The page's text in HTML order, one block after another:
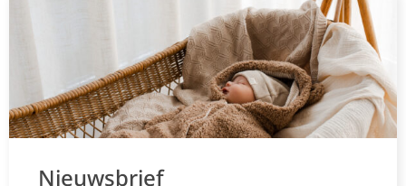
Nieuwsbrief